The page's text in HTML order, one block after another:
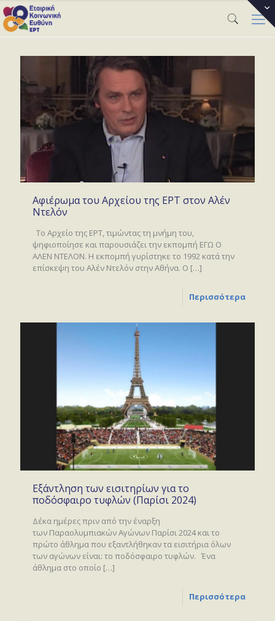
Αφιέρωμα του Αρχείου της ΕΡΤ στον Αλέν
Ντελόν
Το Αρχείο της ΕΡΤ, τιμώντας τη μνήμη του,
ψηφιοποίησε και παρουσιάζει την εκπομπή ΕΓΩ Ο
ΑΛΕΝ ΝΤΕΛΟΝ. Η εκπομπή γυρίστηκε το 1992 κατά την
επίσκεψη του Αλέν Ντελόν στην Αθήνα. Ο […]
Περισσότερα
Εξάντληση των εισιτηρίων για το
ποδόσφαιρο τυφλών (Παρίσι 2024)
Δέκα ημέρες πριν από την έναρξη
των Παραολυμπιακών Αγώνων Παρίσι 2024 και το
πρώτο άθλημα που εξαντλήθηκαν τα εισιτήρια όλων
των αγώνων είναι: το ποδόσφαιρο τυφλών. Ένα
άθλημα στο οποίο […]
Περισσότερα